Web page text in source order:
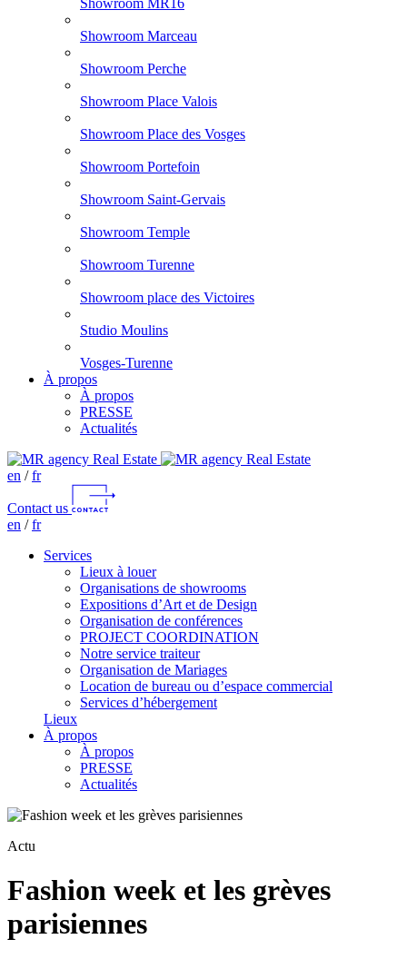
Showroom MR16
Showroom Marceau
Showroom Perche
Showroom Place Valois
Showroom Place des Vosges
Showroom Portefoin
Showroom Saint-Gervais
Showroom Temple
Showroom Turenne
Showroom place des Victoires
Studio Moulins
Vosges-Turenne
À propos
À propos
PRESSE
Actualités
en /fr
Contact us
en /fr
Services
Lieux à louer
Organisations de showrooms
Expositions d’Art et de Design
Organisation de conférences
PROJECT COORDINATION
Notre service traiteur
Organisation de Mariages
Location de bureau ou d’espace commercial
Services d’hébergement
Lieux
À propos
À propos
PRESSE
Actualités
Actu
Fashion week et les grèves
parisiennes